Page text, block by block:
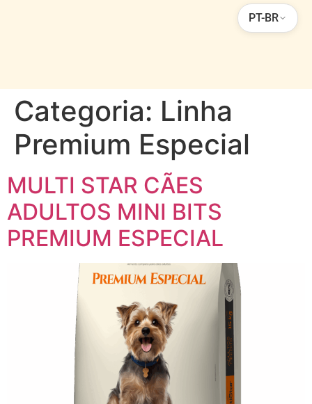
PT-BR
Categoria: Linha
Premium Especial
MULTI STAR CÃES
ADULTOS MINI BITS
PREMIUM ESPECIAL